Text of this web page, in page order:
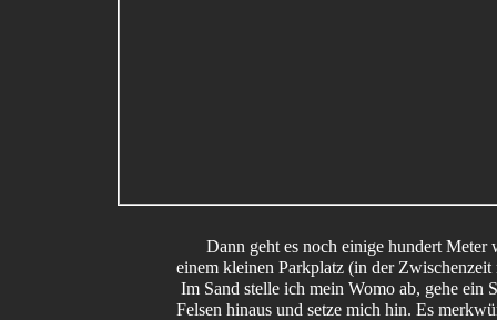
Dann geht es noch einige hundert Meter
einem kleinen Parkplatz (in der
Im Sand stelle ich mein Womo ab, gehe ein
Felsen hinaus und setze mich hin. Es